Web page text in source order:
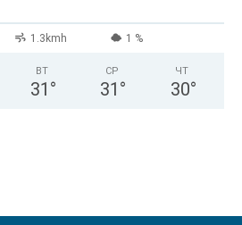
1.3kmh 1 %
ВТ
31 °
СР
31 °
ЧТ
30°